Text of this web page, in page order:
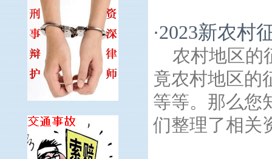
·2023新农村
农村地区的
竟农村地区的
等等。那么您
们整理了相关